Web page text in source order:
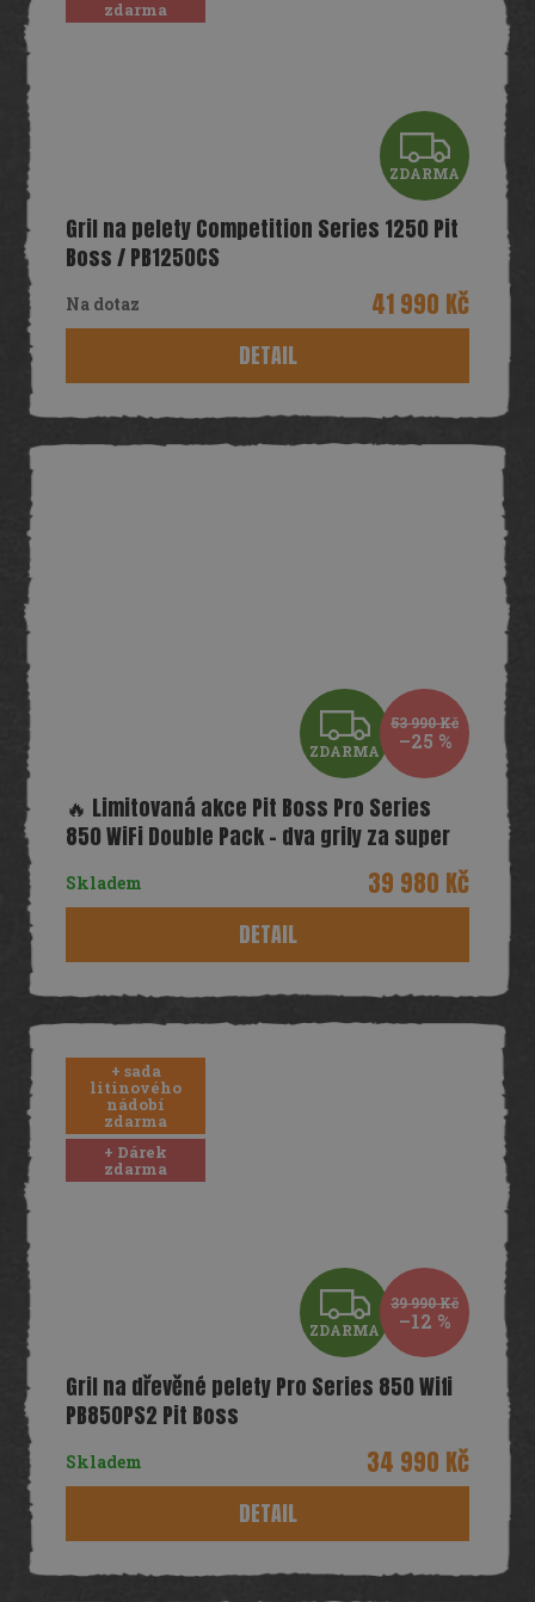
zdarma
Z
D
A
R
A
ZDARMA
Gril na pelety Competition Series 1250 Pit
Boss / PB1250CS
Na dotaz 41 990 Kč
DETAIL
Z
D
A
R
A
ZDARMA
53 990 Kč
–25 %
🔥 Limitovaná akce Pit Boss Pro Series
850 WiFi Double Pack – dva grily za super
Skladem 39 980 Kč
DETAIL
+ sada
litinového
nádobí
zdarma
+ Dárek
zdarma
Z
D
A
R
A
ZDARMA
39 990 Kč
–12 %
Gril na dřevěné pelety Pro Series 850 Wifi
PB850PS2 Pit Boss
Skladem 34 990 Kč
DETAIL